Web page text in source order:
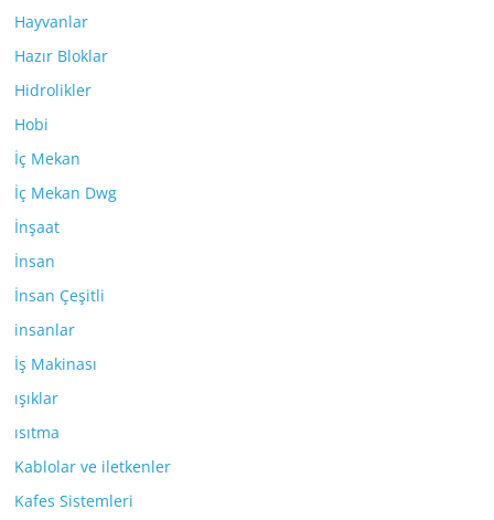
Hayvanlar
Hazır Bloklar
Hidrolikler
Hobi
İç Mekan
İç Mekan Dwg
İnşaat
İnsan
İnsan Çeşitli
insanlar
İş Makinası
ışıklar
ısıtma
Kablolar ve iletkenler
Kafes Sistemleri